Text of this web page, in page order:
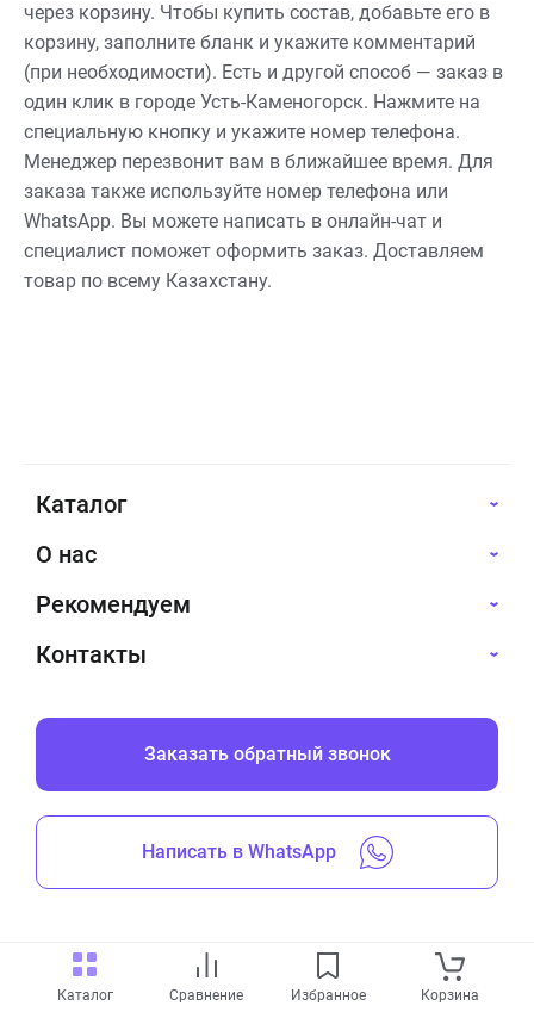
Каталог Сравнение Избранное Корзина
через корзину. Чтобы купить состав, добавьте его в
корзину, заполните бланк и укажите комментарий
(при необходимости). Есть и другой способ — заказ в
один клик в городе Усть-Каменогорск. Нажмите на
специальную кнопку и укажите номер телефона.
Менеджер перезвонит вам в ближайшее время. Для
заказа также используйте номер телефона или
WhatsApp. Вы можете написать в онлайн-чат и
специалист поможет оформить заказ. Доставляем
товар по всему Казахстану.
Каталог
О нас
Рекомендуем
Контакты
Заказать обратный звонок
Написать в WhatsApp
Все права защищены © 2019-2026